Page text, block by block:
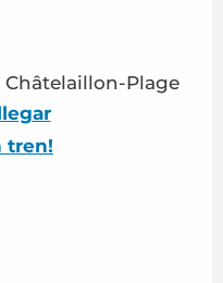
Châtelaillon-Plage
tren!